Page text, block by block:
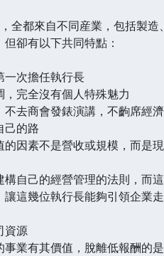
都來自不同産業，包括製造
卻有以下共同特點：
次擔任執行長
完全沒有個人特殊魅力
去商會發錶演講，不齣席經
的路
因素不是營收或規模，而是
己的經營管理的法則，而
這幾位執行長能夠引領企業
源
業有其價值，脫離低報酬的
讀 請點